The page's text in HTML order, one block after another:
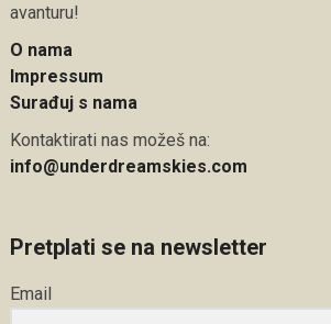
avanturu!
O nama
Impressum
Surađuj s nama
Kontaktirati nas možeš na:
info@underdreamskies.com
Pretplati se na newsletter
Email